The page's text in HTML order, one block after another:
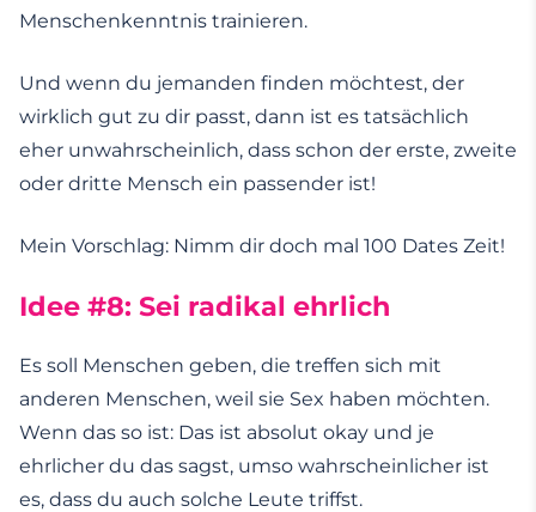
Menschenkenntnis trainieren.
Und wenn du jemanden finden möchtest, der
wirklich gut zu dir passt, dann ist es tatsächlich
eher unwahrscheinlich, dass schon der erste, zweite
oder dritte Mensch ein passender ist!
Mein Vorschlag: Nimm dir doch mal 100 Dates Zeit!
Idee #8: Sei radikal ehrlich
Es soll Menschen geben, die treffen sich mit
anderen Menschen, weil sie Sex haben möchten.
Wenn das so ist: Das ist absolut okay und je
ehrlicher du das sagst, umso wahrscheinlicher ist
es, dass du auch solche Leute triffst.